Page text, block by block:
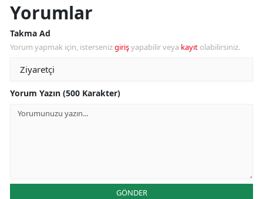
Yorumlar
Takma Ad
Yorum yapmak için, istersenizgirişyapabilir veya kayıt olabilirsiniz.
Yorum Yazın (500 Karakter)
GÖNDER